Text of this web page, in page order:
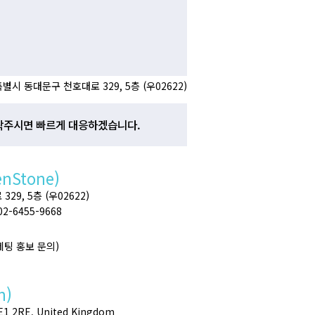
별시 동대문구 천호대로 329, 5층 (우02622)
시면 빠르게 대응하겠습니다.
329, 5층 (우02622)
6455-9668
홍보 문의)
2RE, United Kingdom